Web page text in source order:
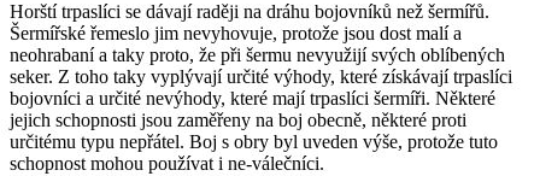
Horští trpaslíci se dávají raději na dráhu bojovníků než šermířů.
Šermířské řemeslo jim nevyhovuje, protože jsou dost malí a
neohrabaní a taky proto, že při šermu nevyužijí svých oblíbených
seker. Z toho taky vyplývají určité výhody, které získávají trpaslíci
bojovníci a určité nevýhody, které mají trpaslíci šermíři. Některé
jejich schopnosti jsou zaměřeny na boj obecně, některé proti
určitému typu nepřátel. Boj s obry byl uveden výše, protože tuto
schopnost mohou používat i ne-válečníci.